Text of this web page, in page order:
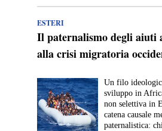
ESTERI
Il paternalismo degli aiuti
alla crisi migratoria
Un filo
sviluppo in
non selettiva in
catena causale
paternalistica: